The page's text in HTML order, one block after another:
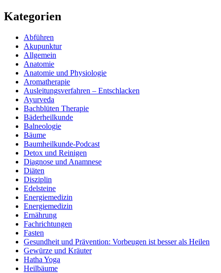
Kategorien
Abführen
Akupunktur
Allgemein
Anatomie
Anatomie und Physiologie
Aromatherapie
Ausleitungsverfahren – Entschlacken
Ayurveda
Bachblüten Therapie
Bäderheilkunde
Balneologie
Bäume
Baumheilkunde-Podcast
Detox und Reinigen
Diagnose und Anamnese
Diäten
Disziplin
Edelsteine
Energiemedizin
Energiemedizin
Ernährung
Fachrichtungen
Fasten
Gesundheit und Prävention: Vorbeugen ist besser als Heilen
Gewürze und Kräuter
Hatha Yoga
Heilbäume